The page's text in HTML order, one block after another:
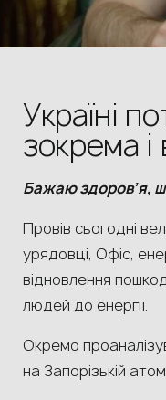
Україні
зокрема і
Бажаю здоровʼя,
Провів сьогодні
урядовці, Офіс,
відновлення
людей до енергії.
Окремо
на Запорізькій